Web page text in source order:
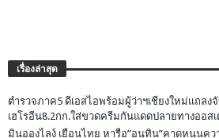
เรื่องล่าสุด
ตำรวจภาค5 ดีเอสไอพร้อมผู้ว่าฯเชียงใหม่แถลง
เฮโรอีน8.2กก.ใส่ขวดครีมกันแดดปลายทางออสเ
มินอองไลง์ เยือนไทย หารือ”อนุทิน”คาดหนุนค